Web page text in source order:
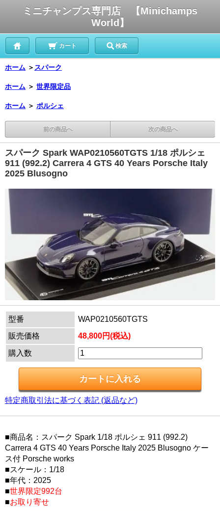
ミニチャンプス専門店 【Minichamps
World】
カート 検索
ホーム ＞ スパーク
ホーム ＞ 世界限定品
ホーム ＞ ポルシェ
前の商品へ 次の商品へ
スパーク Spark WAP0210560TGTS 1/18 ポルシェ
911 (992.2) Carrera 4 GTS 40 Years Porsche Italy
2025 Blusogno
型番
WAP0210560TGTS
販売価格
48,800円(税込)
購入数
特定商取引法に基づく表記 (返品など)
■商品名：スパーク Spark 1/18 ポルシェ 911 (992.2)
Carrera 4 GTS 40 Years Porsche Italy 2025 Blusogno ケー
ス付 Porsche works
■スケール：1/18
■年代：2025
■世界限定992台
■お取り寄せ